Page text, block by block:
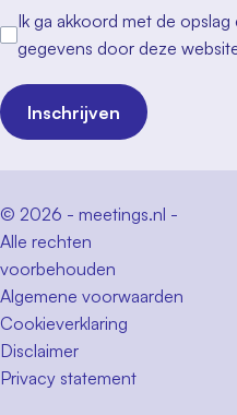
Ik ga akkoord met de
gegevens door deze
Inschrijven
© 2026 - meetings.nl -
Alle rechten
voorbehouden
Algemene voorwaarden
Cookieverklaring
Disclaimer
Privacy statement